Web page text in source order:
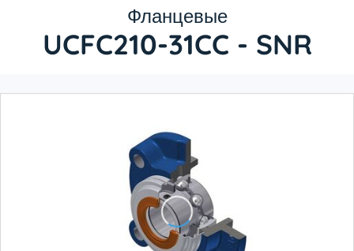
Фланцевые
UCFC210-31CC - SNR